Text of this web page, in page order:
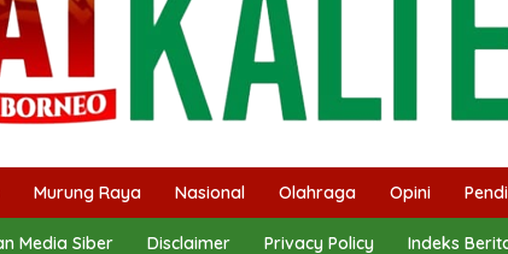
Murung Raya Nasional Olahraga Opini
Media Siber Disclaimer Privacy Policy Indeks